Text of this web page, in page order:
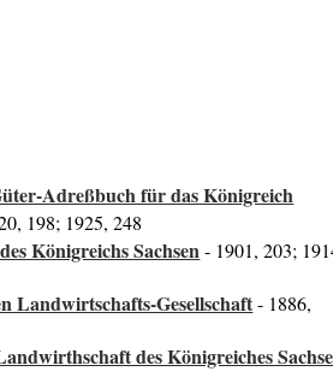
Adreßbuch für das Königreich
198; 1925, 248
Königreichs Sachsen- 1901, 203;
Landwirtschafts-Gesellschaft- 1886,
des Königreiches